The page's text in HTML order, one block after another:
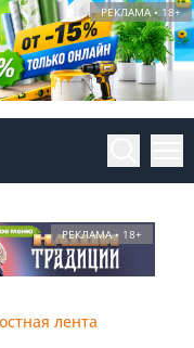
РЕКЛАМА • 18+
РЕКЛАМА • 18+
лента